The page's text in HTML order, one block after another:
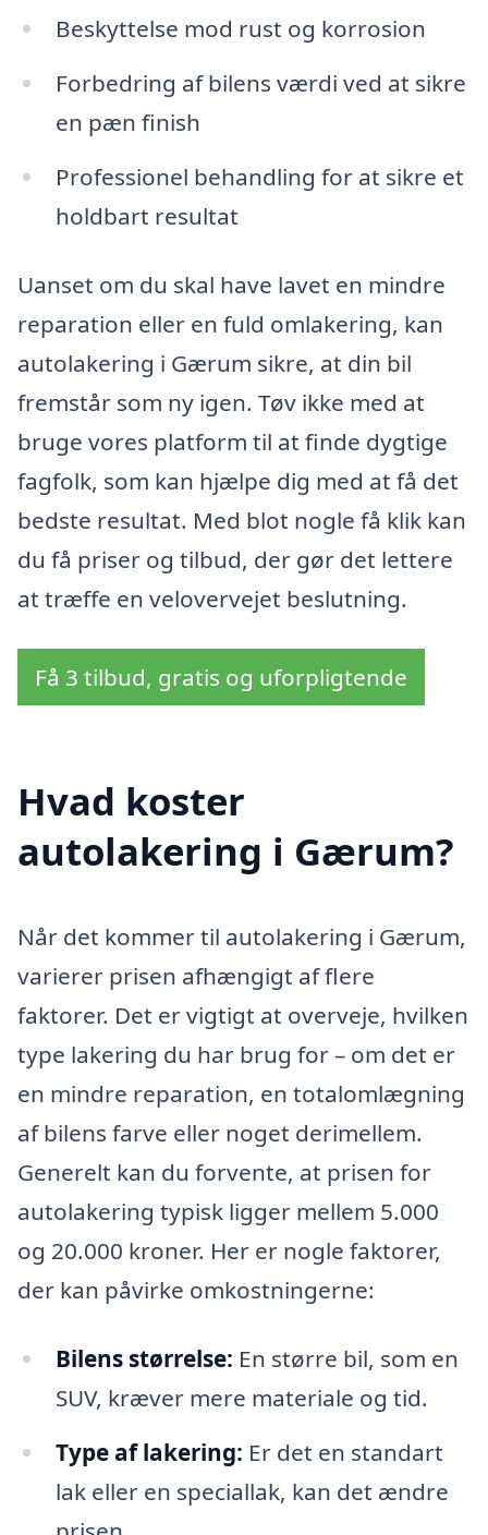
Beskyttelse mod rust og korrosion
Forbedring af bilens værdi ved at sikre
en pæn finish
Professionel behandling for at sikre et
holdbart resultat
Uanset om du skal have lavet en mindre
reparation eller en fuld omlakering, kan
autolakering i Gærum sikre, at din bil
fremstår som ny igen. Tøv ikke med at
bruge vores platform til at finde dygtige
fagfolk, som kan hjælpe dig med at få det
bedste resultat. Med blot nogle få klik kan
du få priser og tilbud, der gør det lettere
at træffe en velovervejet beslutning.
Få 3 tilbud, gratis og uforpligtende
Hvad koster
autolakering i Gærum?
Når det kommer til autolakering i Gærum,
varierer prisen afhængigt af flere
faktorer. Det er vigtigt at overveje, hvilken
type lakering du har brug for – om det er
en mindre reparation, en totalomlægning
af bilens farve eller noget derimellem.
Generelt kan du forvente, at prisen for
autolakering typisk ligger mellem 5.000
og 20.000 kroner. Her er nogle faktorer,
der kan påvirke omkostningerne:
Bilens størrelse: En større bil, som en
SUV, kræver mere materiale og tid.
Type af lakering: Er det en standart
lak eller en speciallak, kan det ændre